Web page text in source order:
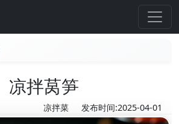
凉拌莴笋
凉拌菜 发布时间:2025-04-01